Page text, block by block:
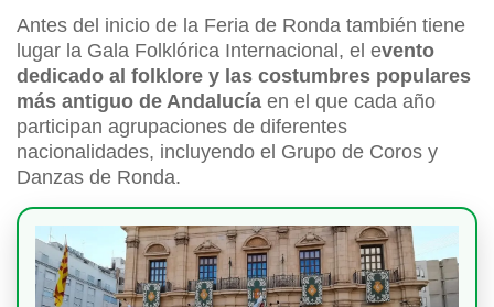
Antes del inicio de la Feria de Ronda también tiene
lugar la Gala Folklórica Internacional, el evento
dedicado al folklore y las costumbres populares
más antiguo de Andalucía en el que cada año
participan agrupaciones de diferentes
nacionalidades, incluyendo el Grupo de Coros y
Danzas de Ronda.